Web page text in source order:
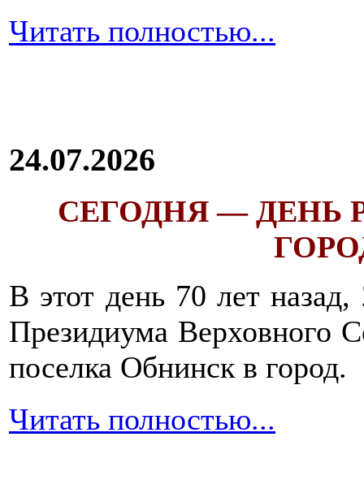
Читать полностью...
24.07.2026
СЕГОДНЯ — ДЕНЬ
В этот день 70 лет
Президиума Верховного
поселка Обнинск в город.
Читать полностью...